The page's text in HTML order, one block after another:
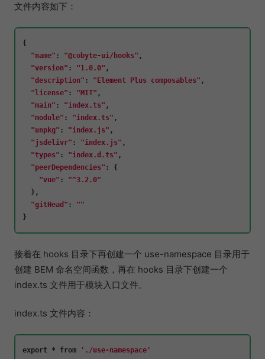
文件内容如下：
{
"name" : "@cobyte-ui/hooks" ,
"version" : "1.0.0" ,
"description" : "Element Plus composables" ,
"license" : "MIT" ,
"main" : "index.ts" ,
"module" : "index.ts" ,
"unpkg" : "index.js" ,
"jsdelivr" : "index.js" ,
"types" : "index.d.ts" ,
"peerDependencies" : {
"vue" : "^3.2.0"
  },
"gitHead" : ""
接着在 hooks 目录下再创建一个 use-namespace 目录用于
创建 BEM 命名空间函数，再在 hooks 目录下创建一个
index.ts 文件用于模块入口文件。
index.ts 文件内容：
export * from './use-namespace'